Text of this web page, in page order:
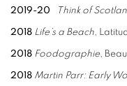
2019-20 Think of
2018 Life’s a Beach,
2018 Foodographie,
2018 Martin Parr: Early